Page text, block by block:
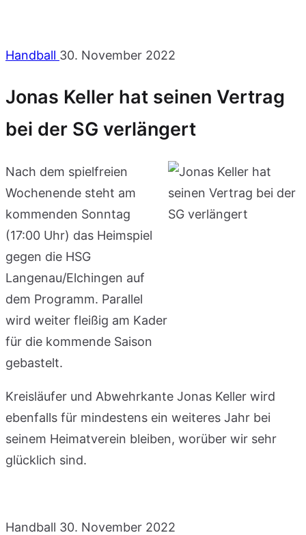
Handball 30. November 2022
Jonas Keller hat seinen Vertrag
bei der SG verlängert
Nach dem spielfreien
Wochenende steht am
kommenden Sonntag
(17:00 Uhr) das Heimspiel
gegen die HSG
Langenau/Elchingen auf
dem Programm. Parallel
wird weiter fleißig am Kader
für die kommende Saison
gebastelt.
Kreisläufer und Abwehrkante Jonas Keller wird
ebenfalls für mindestens ein weiteres Jahr bei
seinem Heimatverein bleiben, worüber wir sehr
glücklich sind.
Handball 30. November 2022